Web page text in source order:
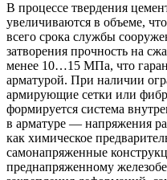
В процессе твердения
увеличиваются в объеме,
всего срока службы
затворения прочность на
менее 10…15 МПа, что
арматурой. При наличии
армирующие сетки или
формируется система
в арматуре — напряжения
как химическое
самонапряженные
преднапряженному